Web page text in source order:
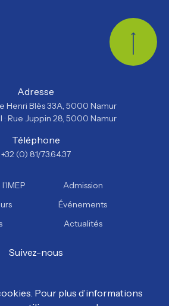
Adresse
Henri Blès 33A, 5000 Namur
: Rue Juppin 28, 5000 Namur
Téléphone
+32 (0) 81/73.64.37
Admission
Événements
Actualités
Suivez-nous
Pour plus d’informations